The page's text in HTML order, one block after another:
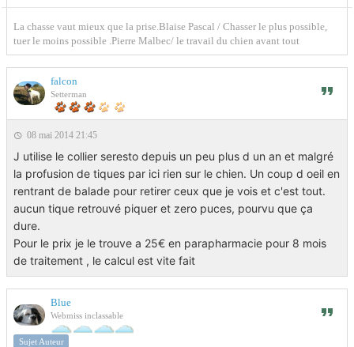
La chasse vaut mieux que la prise.Blaise Pascal / Chasser le plus possible,
tuer le moins possible .Pierre Malbec/ le travail du chien avant tout
falcon
Setterman
08 mai 2014 21:45
J utilise le collier seresto depuis un peu plus d un an et malgré
la profusion de tiques par ici rien sur le chien. Un coup d oeil en
rentrant de balade pour retirer ceux que je vois et c'est tout.
aucun tique retrouvé piquer et zero puces, pourvu que ça
dure.
Pour le prix je le trouve a 25€ en parapharmacie pour 8 mois
de traitement , le calcul est vite fait
Blue
Webmiss inclassable
Sujet Auteur